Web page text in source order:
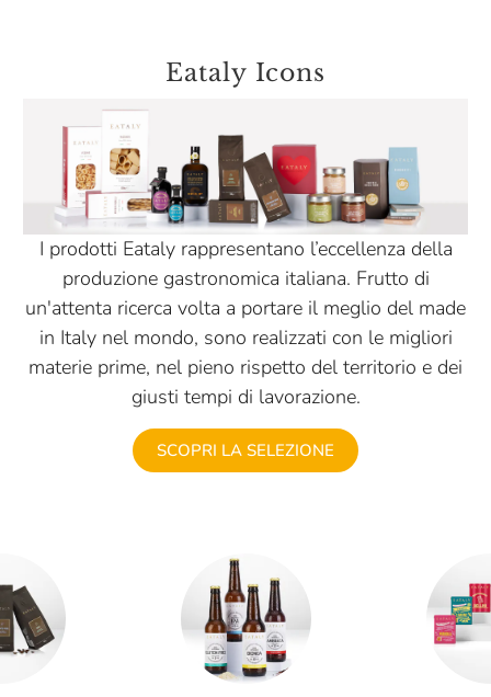
Eataly Icons
I prodotti Eataly rappresentano l’eccellenza della
produzione gastronomica italiana. Frutto di
un'attenta ricerca volta a portare il meglio del made
in Italy nel mondo, sono realizzati con le migliori
materie prime, nel pieno rispetto del territorio e dei
giusti tempi di lavorazione.
SCOPRI LA SELEZIONE